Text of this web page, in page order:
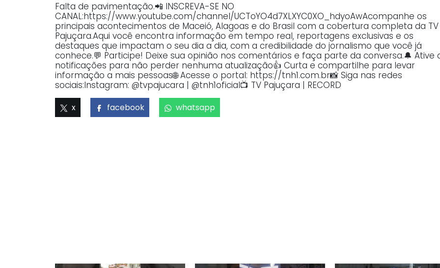
Falta de pavimentação.📲 INSCREVA-SE NO
CANAL:https://www.youtube.com/channel/UCToYO4d7XLXYC0XO_hdyoAwAcompanhe os
principais acontecimentos de Maceió, Alagoas e do Brasil com a cobertura completa da TV
Pajuçara.Aqui você encontra informação em tempo real, reportagens exclusivas e os
destaques que impactam o seu dia a dia, com a credibilidade do jornalismo que você já
conhece.💬 Participe! Deixe sua opinião nos comentários e faça parte da conversa.🔔 Ative
notificações para não perder nenhuma atualização👍 Curta e compartilhe para levar
informação a mais pessoas🌐 Acesse o portal: https://tnh1.com.br📸 Siga nas redes
sociais:Instagram: @tvpajucara | @tnh1oficial📺 TV Pajuçara | RECORD
x facebook whatsapp